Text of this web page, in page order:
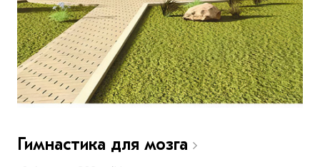
Гимнастика для мозга